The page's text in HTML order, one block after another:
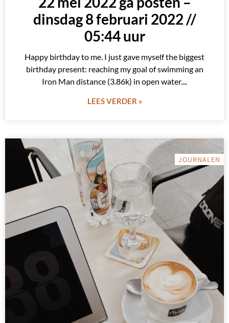
dinsdag 8 februari 2022 //
05:44 uur
Happy birthday to me. I just gave myself the biggest
birthday present: reaching my goal of swimming an
Iron Man distance (3.86k) in open water.
LEES VERDER »
JOURNALEN